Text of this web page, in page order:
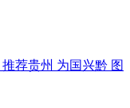
推荐贵州 为国兴黔 图